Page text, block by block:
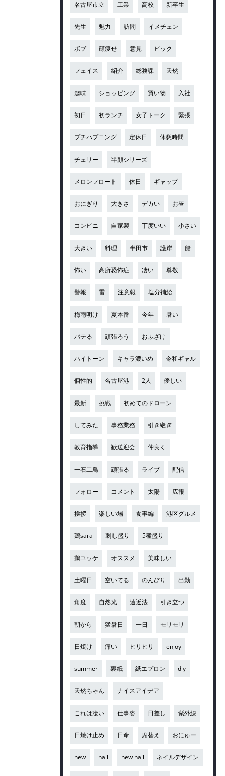
名古屋市立 工業 高校 新卒生
先生 魅力 訪問 イメチェン
ボブ 顔痩せ 意見 ビック
フェイス 紹介 総務課 天然
趣味 ショッピング 買い物 入社
初日 初ランチ 女子トーク 緊張
プチハプニング 定休日 休憩時間
チェリー 半顔シリーズ
メロンフロート 休日 ギャップ
おにぎり 大きさ デカい お昼
コンビニ 自家製 丁度いい 小さい
大きい 料理 半田市 護岸 船
怖い 高所恐怖症 凄い 尊敬
警報 雷 注意報 塩分補給
梅雨明け 夏本番 今年 暑い
バテる 頑張ろう おふざけ
ハイトーン キャラ濃いめ 令和ギャル
個性的 名古屋港 2人 優しい
最新 挑戦 初めてのドローン
してみた 事務業務 引き継ぎ
教育指導 歓送迎会 仲良く
一石二鳥 頑張る ライブ 配信
フォロー コメント 太陽 広報
挨拶 楽しい場 食事編 港区グルメ
鶏sara 刺し盛り 5種盛り
鶏ユッケ オススメ 美味しい
土曜日 空いてる のんびり 出勤
角度 自然光 遠近法 引き立つ
朝から 猛暑日 一日 モリモリ
日焼け 痛い ヒリヒリ enjoy
summer 裏紙 紙エプロン diy
天然ちゃん ナイスアイデア
これは凄い 仕事姿 日差し 紫外線
日焼け止め 日傘 席替え おにゅー
new nail new nail ネイルデザイン